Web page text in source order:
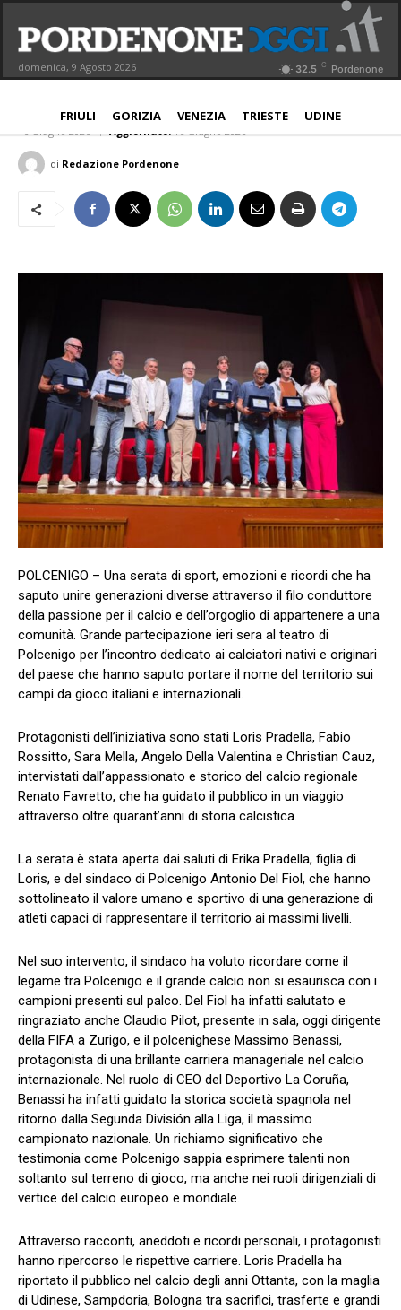
domenica, 9 Agosto 2026 32.5 C Pordenone
FRIULI GORIZIA VENEZIA TRIESTE UDINE
Polcenigo celebra i suoi campioni:
una serata di calcio, memoria e
orgoglio territoriale
16 Giugno 2026 Aggiornato: 16 Giugno 2026
di Redazione Pordenone
POLCENIGO – Una serata di sport, emozioni e ricordi che ha
saputo unire generazioni diverse attraverso il filo conduttore
della passione per il calcio e dell’orgoglio di appartenere a una
comunità. Grande partecipazione ieri sera al teatro di
Polcenigo per l’incontro dedicato ai calciatori nativi e originari
del paese che hanno saputo portare il nome del territorio sui
campi da gioco italiani e internazionali.
Protagonisti dell’iniziativa sono stati Loris Pradella, Fabio
Rossitto, Sara Mella, Angelo Della Valentina e Christian Cauz,
intervistati dall’appassionato e storico del calcio regionale
Renato Favretto, che ha guidato il pubblico in un viaggio
attraverso oltre quarant’anni di storia calcistica.
La serata è stata aperta dai saluti di Erika Pradella, figlia di
Loris, e del sindaco di Polcenigo Antonio Del Fiol, che hanno
sottolineato il valore umano e sportivo di una generazione di
atleti capaci di rappresentare il territorio ai massimi livelli.
Nel suo intervento, il sindaco ha voluto ricordare come il
legame tra Polcenigo e il grande calcio non si esaurisca con i
campioni presenti sul palco. Del Fiol ha infatti salutato e
ringraziato anche Claudio Pilot, presente in sala, oggi dirigente
della FIFA a Zurigo, e il polcenighese Massimo Benassi,
protagonista di una brillante carriera manageriale nel calcio
internazionale. Nel ruolo di CEO del Deportivo La Coruña,
Benassi ha infatti guidato la storica società spagnola nel
ritorno dalla Segunda División alla Liga, il massimo
campionato nazionale. Un richiamo significativo che
testimonia come Polcenigo sappia esprimere talenti non
soltanto sul terreno di gioco, ma anche nei ruoli dirigenziali di
vertice del calcio europeo e mondiale.
Attraverso racconti, aneddoti e ricordi personali, i protagonisti
hanno ripercorso le rispettive carriere. Loris Pradella ha
riportato il pubblico nel calcio degli anni Ottanta, con la maglia
di Udinese, Sampdoria, Bologna tra sacrifici, trasferte e grandi